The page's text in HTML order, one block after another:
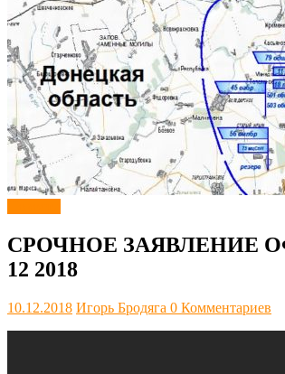
СРОЧНОЕ ЗАЯВЛЕНИЕ
12 2018
10.12.2018 Игорь Бродяга 0 Комментариев